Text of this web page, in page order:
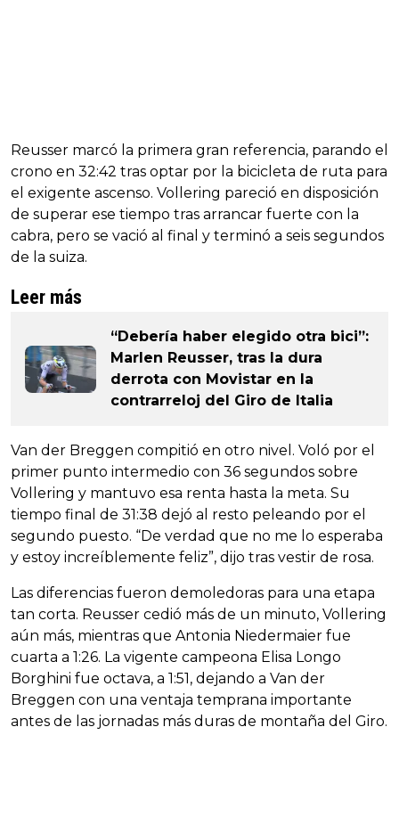
Reusser marcó la primera gran referencia, parando el
crono en 32:42 tras optar por la bicicleta de ruta para
el exigente ascenso. Vollering pareció en disposición
de superar ese tiempo tras arrancar fuerte con la
cabra, pero se vació al final y terminó a seis segundos
de la suiza.
Leer más
“Debería haber elegido otra bici”:
Marlen Reusser, tras la dura
derrota con Movistar en la
contrarreloj del Giro de Italia
Van der Breggen compitió en otro nivel. Voló por el
primer punto intermedio con 36 segundos sobre
Vollering y mantuvo esa renta hasta la meta. Su
tiempo final de 31:38 dejó al resto peleando por el
segundo puesto. “De verdad que no me lo esperaba
y estoy increíblemente feliz”, dijo tras vestir de rosa.
Las diferencias fueron demoledoras para una etapa
tan corta. Reusser cedió más de un minuto, Vollering
aún más, mientras que Antonia Niedermaier fue
cuarta a 1:26. La vigente campeona Elisa Longo
Borghini fue octava, a 1:51, dejando a Van der
Breggen con una ventaja temprana importante
antes de las jornadas más duras de montaña del Giro.